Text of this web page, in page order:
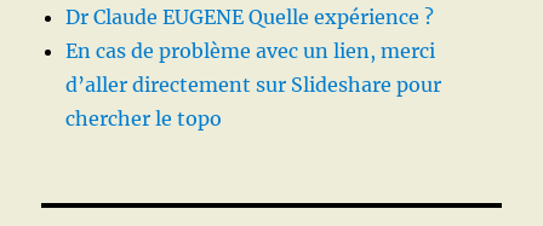
Dr Claude EUGENE Quelle expérience ?
En cas de problème avec un lien, merci
d’aller directement sur Slideshare pour
chercher le topo